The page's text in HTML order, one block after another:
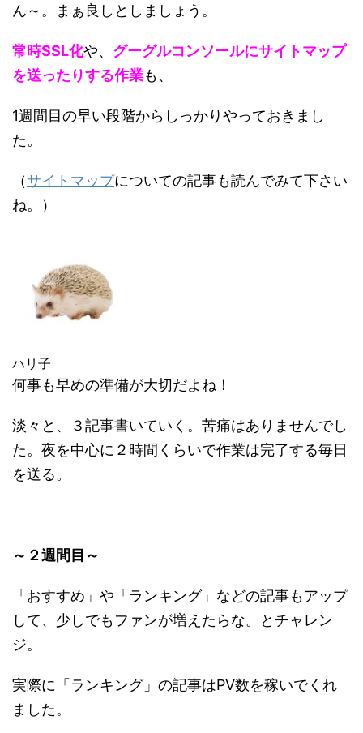
ん～。まぁ良しとしましょう。
常時SSL化や、 グーグルコンソールにサイトマップ
を送ったりする作業も、
1週間目の早い段階からしっかりやっておきまし
た。
（サイトマップについての記事も読んでみて下さい
ね。）
ハリ子
何事も早めの準備が大切だよね！
淡々と、３記事書いていく。苦痛はありませんでし
た。夜を中心に２時間くらいで作業は完了する毎日
を送る。
～２週間目～
「おすすめ」や「ランキング」などの記事もアップ
して、少しでもファンが増えたらな。とチャレン
ジ。
実際に 「ランキング」の記事はPV数を稼いでくれ
ました。